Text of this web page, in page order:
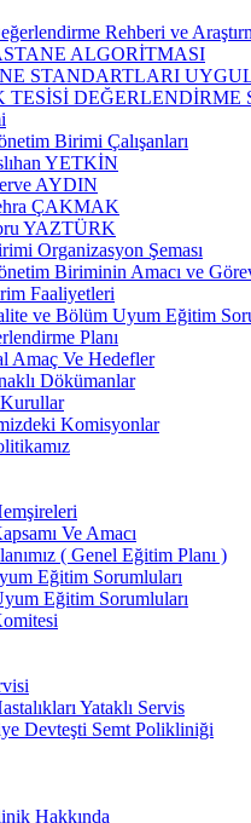
Rehberi ve
ALGORİTMASI
STANDARTLARI
TESİSİ
Birimi Çalışanları
YETKİN
AYDIN
ÇAKMAK
YAZTÜRK
Organizasyon Şeması
Biriminin Amacı ve
Faaliyetleri
ve Bölüm Uyum Eğitim
Planı
Amaç Ve Hedefler
Dökümanlar
Komisyonlar
Ve Amacı
( Genel Eğitim Planı )
Eğitim Sorumluları
Eğitim Sorumluları
Yataklı Servis
Devteşti Semt Polikliniği
Hakkında